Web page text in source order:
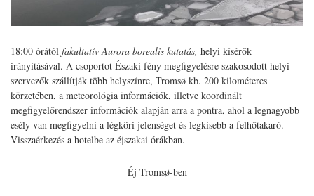
18:00 órától fakultatív Aurora borealis kutatás, helyi kísérők
irányításával. A csoportot Északi fény megfigyelésre szakosodott helyi
szervezők szállítják több helyszínre, Tromsø kb. 200 kilométeres
körzetében, a meteorológia információk, illetve koordinált
megfigyelőrendszer információk alapján arra a pontra, ahol a legnagyobb
esély van megfigyelni a légköri jelenséget és legkisebb a felhőtakaró.
Visszaérkezés a hotelbe az éjszakai órákban.
Éj Tromsø-ben